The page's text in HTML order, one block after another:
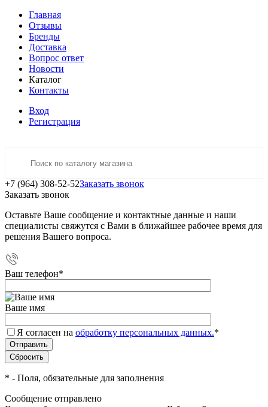
Главная
Отзывы
Бренды
Доставка
Вопрос ответ
Новости
Каталог
Контакты
Вход
Регистрация
+7 (964) 308-52-52Заказать звонок
Заказать звонок
Оставьте Ваше сообщение и контактные данные и наши
специалисты свяжутся с Вами в ближайшее рабочее время для
решения Вашего вопроса.
Ваш телефон*
Ваше имя
Я согласен на обработку персональных данных.*
* - Поля, обязательные для заполнения
Сообщение отправлено